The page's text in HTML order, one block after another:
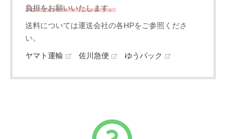
負担をお願いいたします。
送料については運送会社の各HPをご参照くださ
い。
ヤマト運輸 佐川急便 ゆうパック